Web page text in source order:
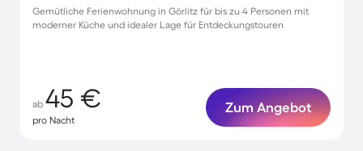
Gemütliche Ferienwohnung in Görlitz für bis zu 4 Personen mit
moderner Küche und idealer Lage für Entdeckungstouren
ab 45 €
pro Nacht
Zum Angebot